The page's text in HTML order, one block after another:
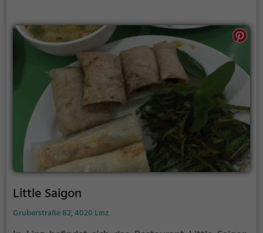
Umgebung genießen. Tauche ein in die Welt des
Mongole BBQ und lass dich von den exotischen
Aromen verzaubern.
Little Saigon
Gruberstraße 82, 4020 Linz